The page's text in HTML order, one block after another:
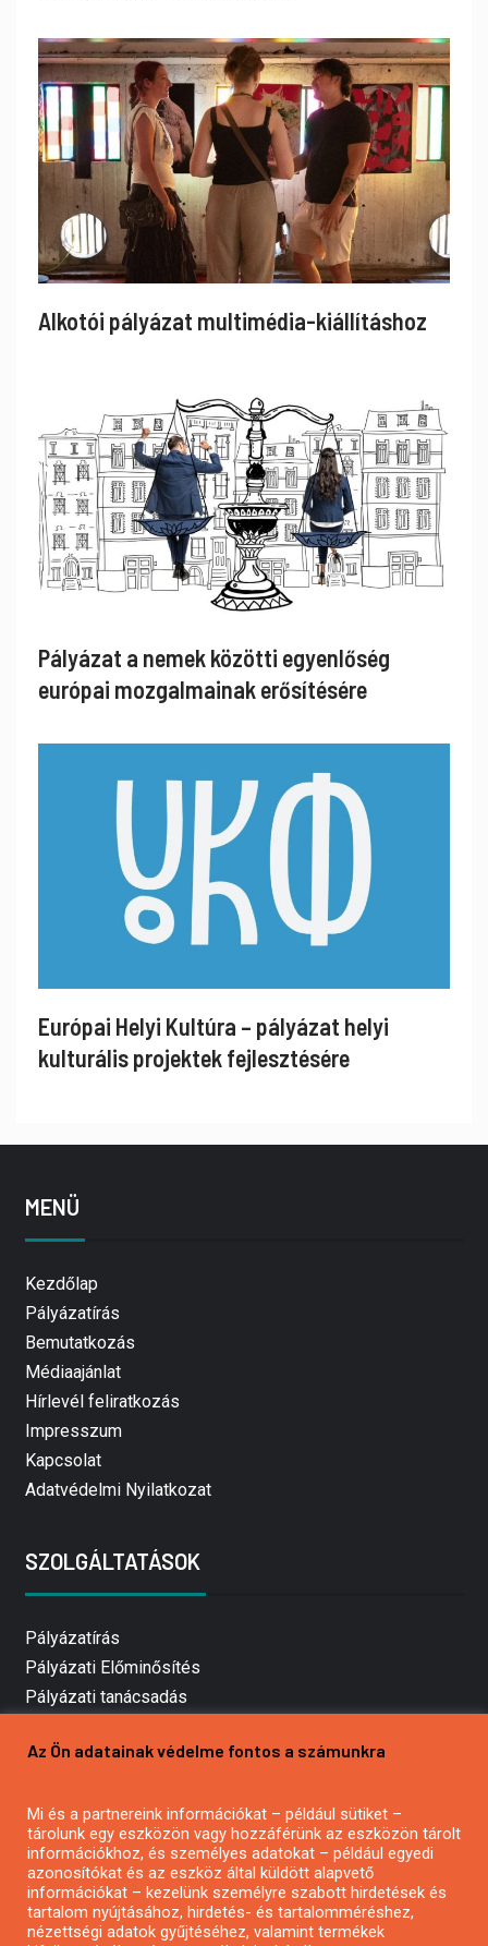
Alkotói pályázat multimédia-kiállításhoz
Pályázat a nemek közötti egyenlőség
európai mozgalmainak erősítésére
Európai Helyi Kultúra – pályázat helyi
kulturális projektek fejlesztésére
MENÜ
Kezdőlap
Pályázatírás
Bemutatkozás
Médiaajánlat
Hírlevél feliratkozás
Impresszum
Kapcsolat
Adatvédelmi Nyilatkozat
SZOLGÁLTATÁSOK
Pályázatírás
Pályázati Előminősítés
Pályázati tanácsadás
Mezőgazdasági pályázatírás
Pályázatírás civil szervezeteknek
Pályázatírás önkormányzatoknak
Pályázatfigyelés
Specifikus pályázatfigyelés vagy hírlevél
Az Ön adatainak védelme fontos a számunkra
Mi és a partnereink információkat – például sütiket –
tárolunk egy eszközön vagy hozzáférünk az eszközön tárolt
információkhoz, és személyes adatokat – például egyedi
azonosítókat és az eszköz által küldött alapvető
információkat – kezelünk személyre szabott hirdetések és
tartalom nyújtásához, hirdetés- és tartalomméréshez,
nézettségi adatok gyűjtéséhez, valamint termékek